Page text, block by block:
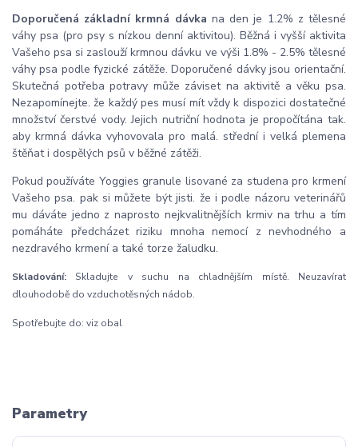
Doporučená základní krmná dávka na den je 1.2% z tělesné
váhy psa (pro psy s nízkou denní aktivitou). Běžná i vyšší aktivita
Vašeho psa si zaslouží krmnou dávku ve výši 1.8% - 2.5% tělesné
váhy psa podle fyzické zátěže. Doporučené dávky jsou orientační.
Skutečná potřeba potravy může záviset na aktivitě a věku psa.
Nezapomínejte. že každý pes musí mít vždy k dispozici dostatečné
množství čerstvé vody. Jejich nutriční hodnota je propočítána tak.
aby krmná dávka vyhovovala pro malá. střední i velká plemena
štěňat i dospělých psů v běžné zátěži.
Pokud používáte Yoggies granule lisované za studena pro krmení
Vašeho psa. pak si můžete být jisti. že i podle názoru veterinářů
mu dáváte jedno z naprosto nejkvalitnějších krmiv na trhu a tím
pomáháte předcházet riziku mnoha nemocí z nevhodného a
nezdravého krmení a také torze žaludku.
Skladování: Skladujte v suchu na chladnějším místě. Neuzavírat
dlouhodobě do vzduchotěsných nádob.
Spotřebujte do: viz obal
Parametry